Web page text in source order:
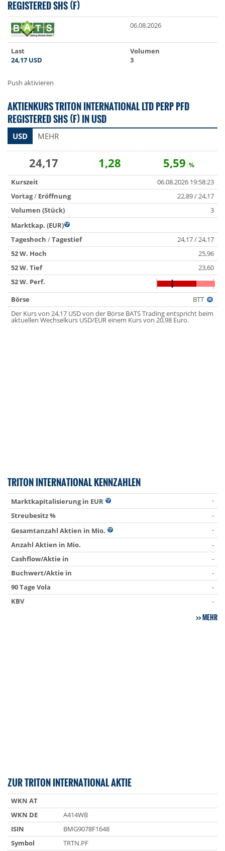
REGISTERED SHS (F)
06.08.2026
Last
24,17 USD
Volumen
3
Push aktivieren
AKTIENKURS TRITON INTERNATIONAL LTD PERP PFD
REGISTERED SHS (F) IN USD
USD MEHR
24,17 1,28 5,59 %
Kurszeit
06.08.2026 19:58:23
Vortag/ Eröffnung
22,89 / 24,17
Volumen (Stück)
3
Marktkap. (EUR)
Tageshoch /Tagestief
24,17 / 24,17
52 W. Hoch
25,96
52 W. Tief
23,60
52 W. Perf.
Börse
BTT
Der Kurs von 24,17 USD von der Börse BATS Trading entspricht beim
aktuellen Wechselkurs USD/EUR einem Kurs von 20,98 Euro.
TRITON INTERNATIONAL KENNZAHLEN
Marktkapitalisierung in EUR
-
Streubesitz %
-
Gesamtanzahl Aktien in Mio.
-
Anzahl Aktien in Mio.
-
Cashflow/Aktie in
-
Buchwert/Aktie in
-
90 Tage Vola
-
KBV
-
MEHR
ZUR TRITON INTERNATIONAL AKTIE
WKN AT
WKN DE
A414WB
ISIN
BMG9078F1648
Symbol
TRTN.PF